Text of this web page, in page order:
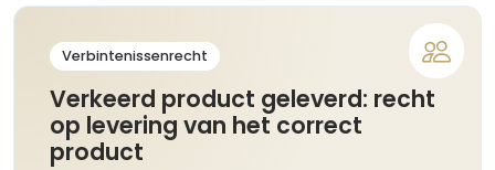
Verbintenissenrecht
Verkeerd product geleverd: recht
op levering van het correct
product